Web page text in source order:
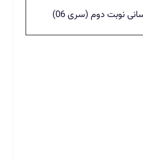
نوبت دوم (سری 06)